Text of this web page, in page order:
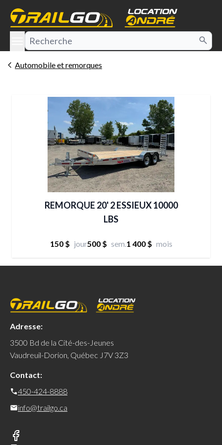
menu
Automobile et remorques
REMORQUE 20' 2 ESSIEUX 10000
LBS
150 $ jour500 $ sem.1 400 $ mois
Adresse:
3500 Bd de la Cité-des-Jeunes
Vaudreuil-Dorion, Québec J7V 3Z3
Contact:
450-424-8888
info@trailgo.ca